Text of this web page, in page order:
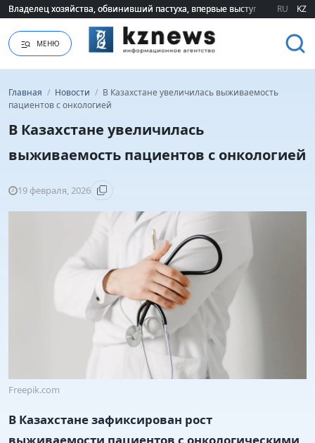
Владелец хозяйства, обвинивший пастуха, впервые выступил
Владелец хозяйства, обвинивший пастуха, впервые выступил RU KZ
МЕНЮ
Главная / Новости / В Казахстане увеличилась выживаемость
пациентов с онкологией
В Казахстане увеличилась
выживаемость пациентов с онкологией
19 февраля, 2026
Freepik.com
В Казахстане зафиксирован рост
выживаемости пациентов с онкологическими